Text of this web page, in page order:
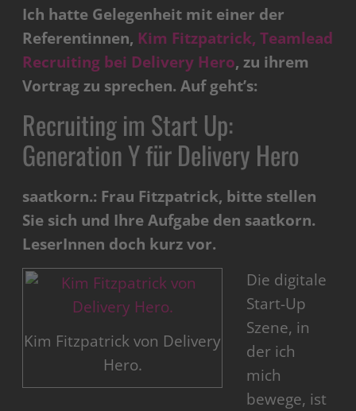
Ich hatte Gelegenheit mit einer der
Referentinnen, Kim Fitzpatrick, Teamlead
Recruiting bei Delivery Hero, zu ihrem
Vortrag zu sprechen. Auf geht’s:
Recruiting im Start Up:
Generation Y für Delivery Hero
saatkorn.: Frau Fitzpatrick, bitte stellen
Sie sich und Ihre Aufgabe den saatkorn.
LeserInnen doch kurz vor.
Kim Fitzpatrick von Delivery
Hero.
Die digitale
Start-Up
Szene, in
der ich
mich
bewege, ist